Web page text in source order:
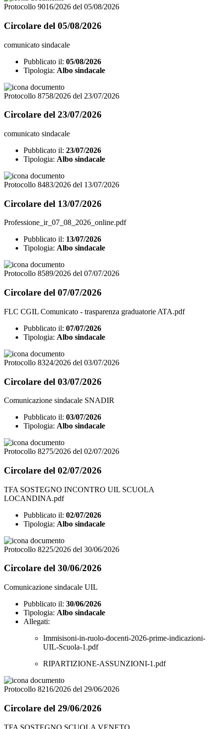
Protocollo 9016/2026 del 05/08/2026
Circolare del 05/08/2026
comunicato sindacale
Pubblicato il: 05/08/2026
Tipologia: Albo sindacale
Protocollo 8758/2026 del 23/07/2026
Circolare del 23/07/2026
comunicato sindacale
Pubblicato il: 23/07/2026
Tipologia: Albo sindacale
Protocollo 8483/2026 del 13/07/2026
Circolare del 13/07/2026
Professione_ir_07_08_2026_online.pdf
Pubblicato il: 13/07/2026
Tipologia: Albo sindacale
Protocollo 8589/2026 del 07/07/2026
Circolare del 07/07/2026
FLC CGIL Comunicato - trasparenza graduatorie ATA.pdf
Pubblicato il: 07/07/2026
Tipologia: Albo sindacale
Protocollo 8324/2026 del 03/07/2026
Circolare del 03/07/2026
Comunicazione sindacale SNADIR
Pubblicato il: 03/07/2026
Tipologia: Albo sindacale
Protocollo 8275/2026 del 02/07/2026
Circolare del 02/07/2026
TFA SOSTEGNO INCONTRO UIL SCUOLA
LOCANDINA.pdf
Pubblicato il: 02/07/2026
Tipologia: Albo sindacale
Protocollo 8225/2026 del 30/06/2026
Circolare del 30/06/2026
Comunicazione sindacale UIL
Pubblicato il: 30/06/2026
Tipologia: Albo sindacale
Allegati:
Immisisoni-in-ruolo-docenti-2026-prime-indicazioni-
UIL-Scuola-1.pdf
RIPARTIZIONE-ASSUNZIONI-1.pdf
Protocollo 8216/2026 del 29/06/2026
Circolare del 29/06/2026
TFA SOSTEGNO SCUOLA VENETO